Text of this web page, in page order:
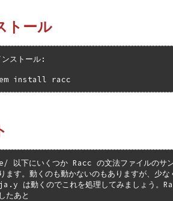
トール
ストール:
install racc
以下にいくつか Racc の文法ファイルのサ
ます。動くのも動かないのもありますが、少な
は動くのでこれを処理してみましょう。
たあと